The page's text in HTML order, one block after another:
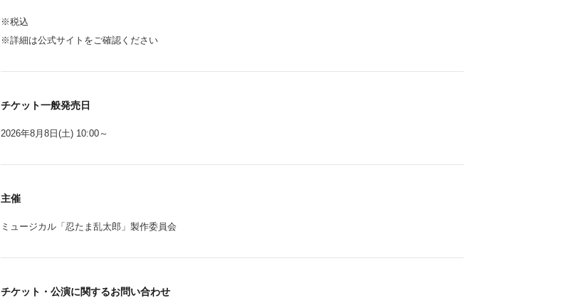
※税込
※詳細は公式サイトをご確認ください
チケット一般発売日
2026年8月8日(土) 10:00～
主催
ミュージカル「忍たま乱太郎」製作委員会
チケット・公演に関するお問い合わせ